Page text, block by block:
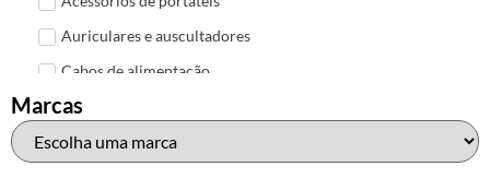
Auriculares e auscultadores
Cabos de alimentação
Colunas de Som
Hubs
Marcas